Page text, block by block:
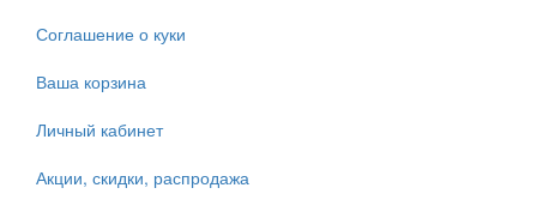
Соглашение о куки
Ваша корзина
Личный кабинет
Акции, скидки, распродажа